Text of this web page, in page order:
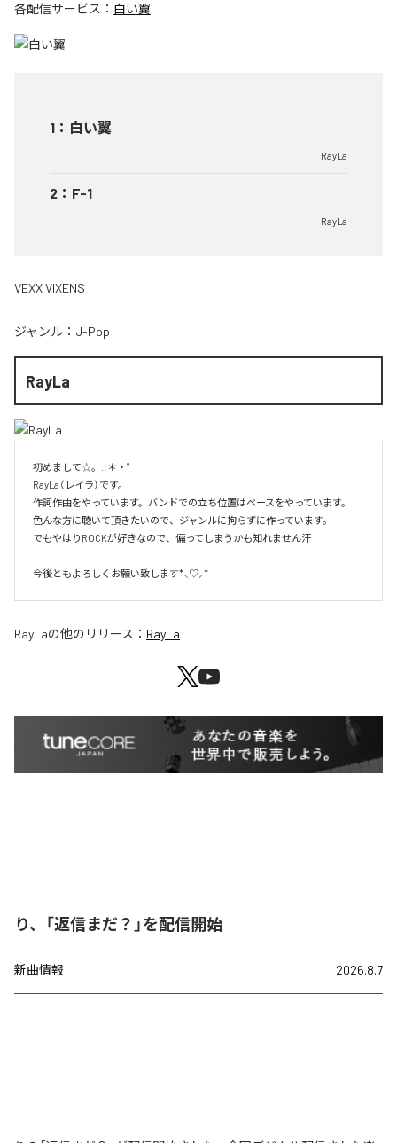
各配信サービス： 白い翼
1 ： 白い翼
RayLa
2 ： F-1
RayLa
VEXX VIXENS
ジャンル： J-Pop
RayLa
初めまして☆。.:＊・゜
RayLa（レイラ）です。
作詞作曲をやっています。バンドでの立ち位置はベースをやっています。
色んな方に聴いて頂きたいので、ジャンルに拘らずに作っています。
でもやはりROCKが好きなので、偏ってしまうかも知れません汗
今後ともよろしくお願い致します*⸜♡⸝*
RayLaの他のリリース： RayLa
り、「返信まだ？」を配信開始
新曲情報 2026.8.7